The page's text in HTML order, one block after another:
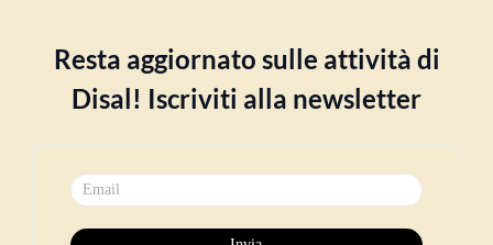
Resta aggiornato sulle attività di
Disal! Iscriviti alla newsletter